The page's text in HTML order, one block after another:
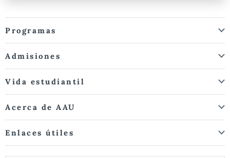
Programas
Admisiones
Vida estudiantil
Acerca de AAU
Enlaces útiles